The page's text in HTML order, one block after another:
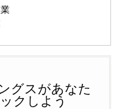
グスがあなた
クしよう